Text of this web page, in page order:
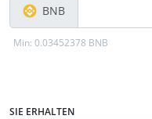
BNB
Min: 0.03452378 BNB
SIE ERHALTEN